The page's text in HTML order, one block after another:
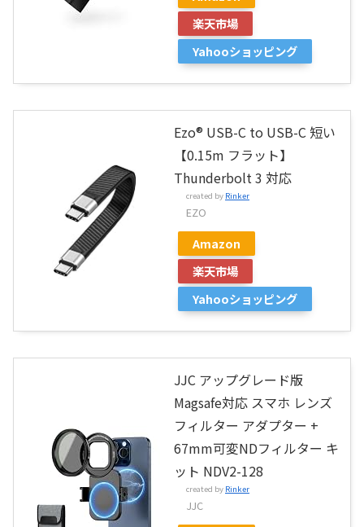
楽天市場
Yahooショッピング
Ezo® USB-C to USB-C 短い
【0.15m フラット】
Thunderbolt 3 対応
created by Rinker
EZO
Amazon
楽天市場
Yahooショッピング
JJC アップグレード版
Magsafe対応 スマホ レンズ
フィルター アダプター +
67mm可変NDフィルター キ
ット NDV2-128
created by Rinker
JJC